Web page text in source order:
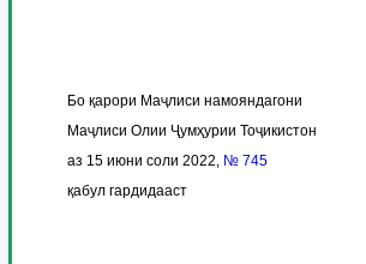
Бо қарори Маҷлиси намояндагони
Маҷлиси Олии Ҷумҳурии Тоҷикистон
аз 15 июни соли 2022, № 745
қабул гардидааст